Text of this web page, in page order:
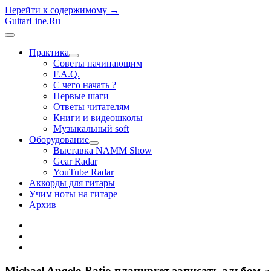
Перейти к содержимому →
GuitarLine.Ru
открыть
Практика
открыть
меню
Советы начинающим
F.A.Q.
С чего начать ?
Первые шаги
Ответы читателям
Книги и видеошколы
Музыкальный soft
Оборудование
открыть
меню
Выставка NAMM Show
Gear Radar
YouTube Radar
Аккорды для гитары
Учим ноты на гитаре
Архив